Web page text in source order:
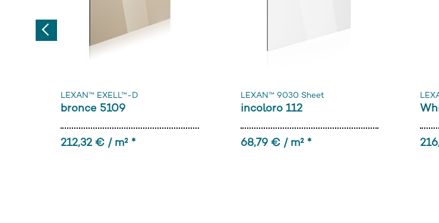
LEXAN™ EXELL™-D
bronce 5109
212,32 € / m² *
LEXAN™ 9030 Sheet
incoloro 112
68,79 € / m² *